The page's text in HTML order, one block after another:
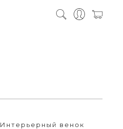
Интерьерный венок